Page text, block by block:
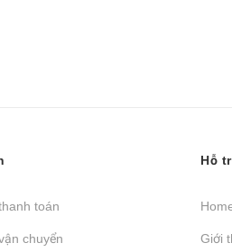
toán
chuyển
Hỗ
Giới